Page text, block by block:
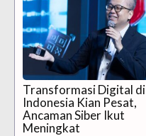
Transformasi Digital di
Indonesia Kian Pesat,
Ancaman Siber Ikut
Meningkat